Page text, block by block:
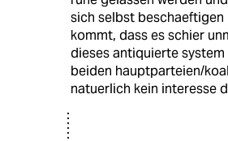
sich selbst beschaeftigen
kommt, dass es schier
dieses antiquierte
beiden hauptparteien/
natuerlich kein interesse